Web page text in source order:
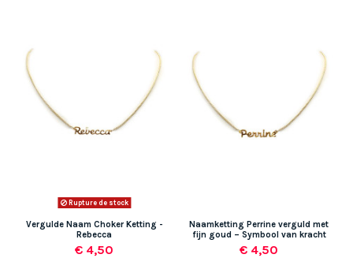
Rupture de stock
Vergulde Naam Choker Ketting -
Rebecca
€ 4,50
Naamketting Perrine verguld met
fijn goud – Symbool van kracht
€ 4,50